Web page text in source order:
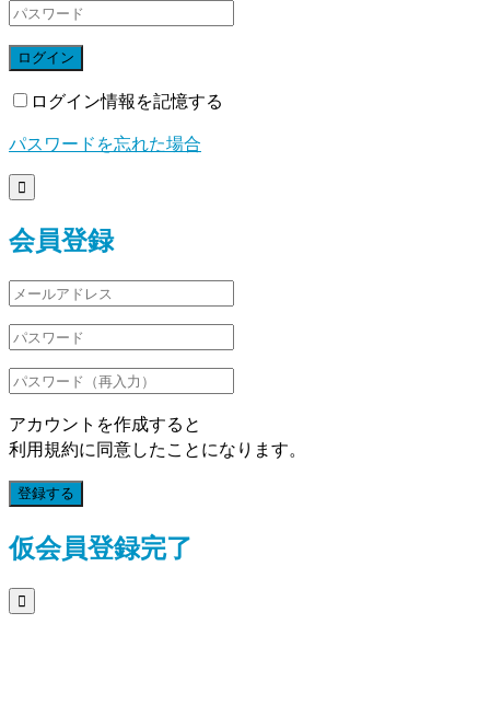
ログイン
ログイン情報を記憶する
パスワードを忘れた場合

会員登録
アカウントを作成すると
利用規約に同意したことになります。
登録する
仮会員登録完了
